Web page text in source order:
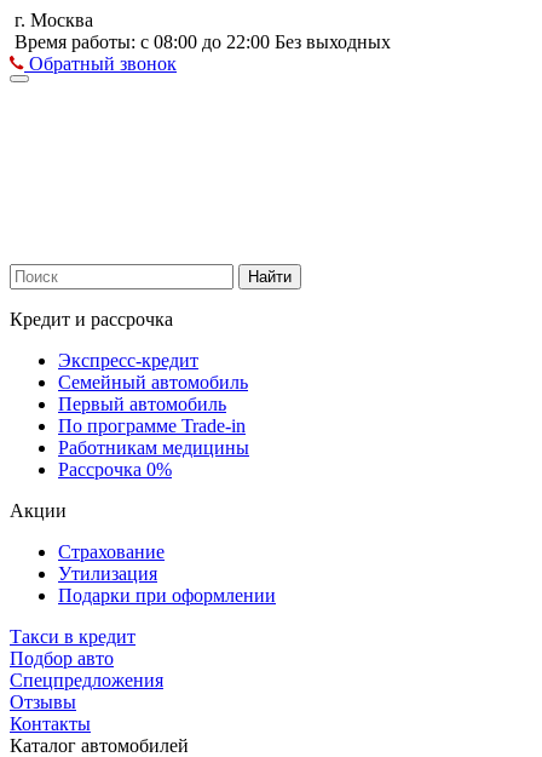
г. Москва
Время работы: с 08:00 до 22:00 Без выходных
Обратный звонок
Найти
Кредит и рассрочка
Экспресс-кредит
Семейный автомобиль
Первый автомобиль
По программе Trade-in
Работникам медицины
Рассрочка 0%
Акции
Страхование
Утилизация
Подарки при оформлении
Такси в кредит
Подбор авто
Спецпредложения
Отзывы
Контакты
Каталог автомобилей